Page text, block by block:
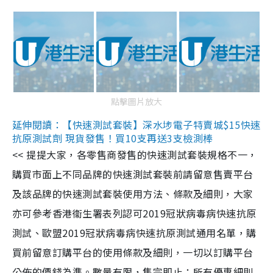
點擊圖片放大
延伸閱讀：【快速測試套裝】深水埗電子特賣城$15快速
抗原測試劑 現貨發售！買10支再送3支檢測棒
<< 提提大家，各零售商發售的快速測試套裝規格不一，
購買市面上不同品牌的快速測試套裝前請留意售賣平台
及該品牌的快速測試套裝使用方法、條款及細則，大家
亦可參考香港衞生署表列認可2019冠狀病毒病快速抗原
測試、歐盟2019冠狀病毒病快速抗原測試通用名單，購
買前留意訂購平台的使用條款及細則，一切以訂購平台